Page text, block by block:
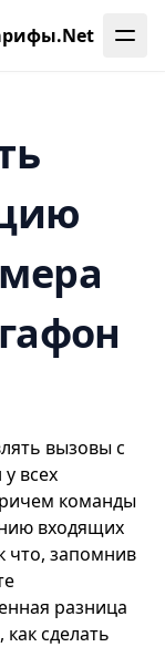
вызовы с
всех
команды
входящих
что, запомнив
разница
сделать